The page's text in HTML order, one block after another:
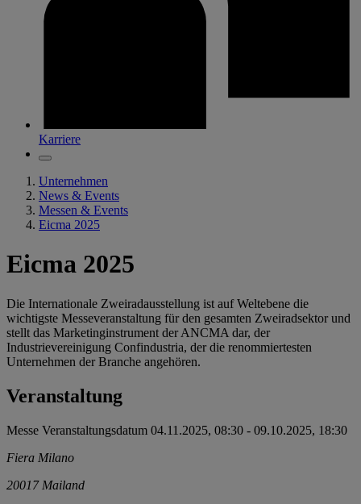
Karriere
Unternehmen
News & Events
Messen & Events
Eicma 2025
Eicma 2025
Die Internationale Zweiradausstellung ist auf Weltebene die
wichtigste Messeveranstaltung für den gesamten Zweiradsektor und
stellt das Marketinginstrument der ANCMA dar, der
Industrievereinigung Confindustria, der die renommiertesten
Unternehmen der Branche angehören.
Veranstaltung
Messe Veranstaltungsdatum 04.11.2025, 08:30 - 09.10.2025, 18:30
Fiera Milano
20017 Mailand